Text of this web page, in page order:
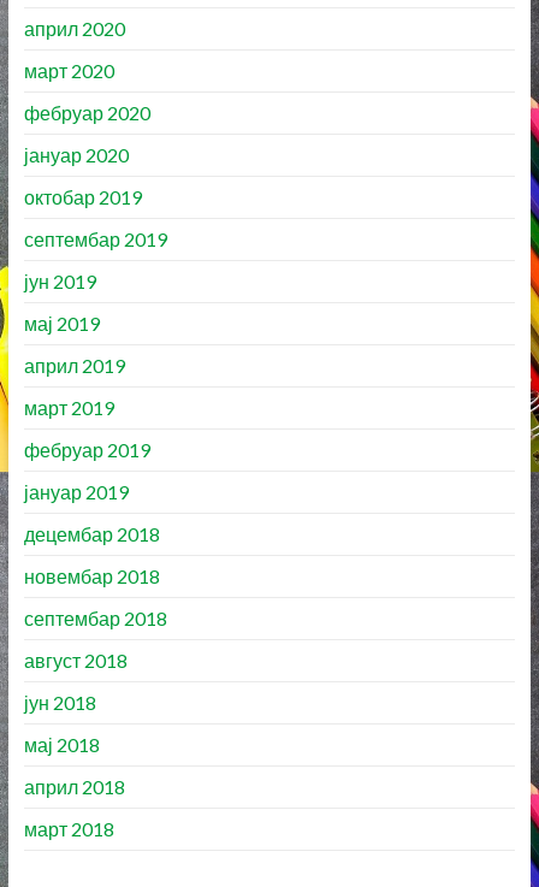
април 2020
март 2020
фебруар 2020
јануар 2020
октобар 2019
септембар 2019
јун 2019
мај 2019
април 2019
март 2019
фебруар 2019
јануар 2019
децембар 2018
новембар 2018
септембар 2018
август 2018
јун 2018
мај 2018
април 2018
март 2018